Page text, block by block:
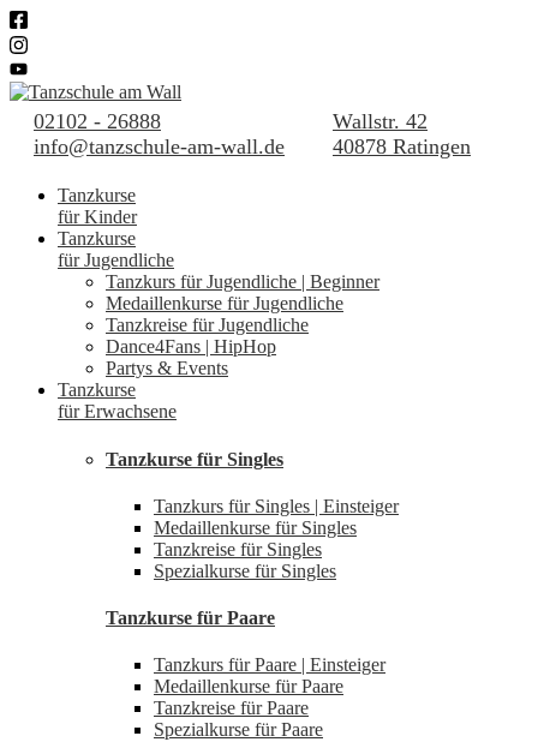
02102 - 26888
info@tanzschule-am-wall.de
Wallstr. 42
40878 Ratingen
Tanzkurse
für Kinder
Tanzkurse
für Jugendliche
Tanzkurs für Jugendliche | Beginner
Medaillenkurse für Jugendliche
Tanzkreise für Jugendliche
Dance4Fans | HipHop
Partys & Events
Tanzkurse
für Erwachsene
Tanzkurse für Singles
Tanzkurs für Singles | Einsteiger
Medaillenkurse für Singles
Tanzkreise für Singles
Spezialkurse für Singles
Tanzkurse für Paare
Tanzkurs für Paare | Einsteiger
Medaillenkurse für Paare
Tanzkreise für Paare
Spezialkurse für Paare